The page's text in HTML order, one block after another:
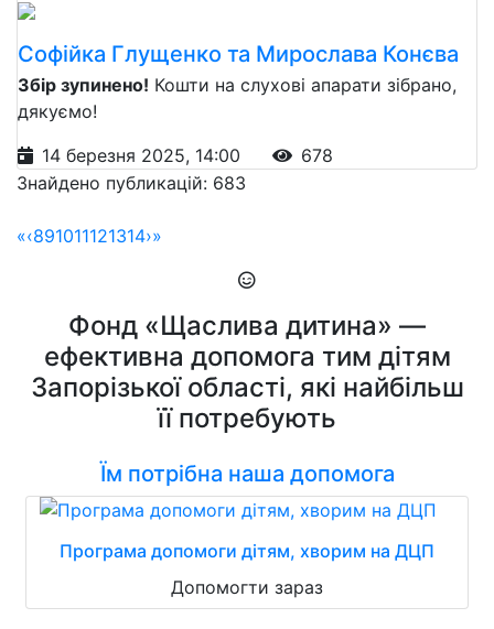
Софійка Глущенко та Мирослава Конєва
Збір зупинено! Кошти на слухові апарати зібрано,
дякуємо!
14 березня 2025, 14:00
678
Знайдено публикацій: 683
«‹891011121314›»
Фонд «Щаслива дитина» —
ефективна допомога тим дітям
Запорізької області, які найбільш
її потребують
Їм потрібна наша допомога
Програма допомоги дітям, хворим на ДЦП
Допомогти зараз